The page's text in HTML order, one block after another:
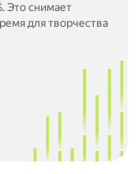
Это снимает
для творчества